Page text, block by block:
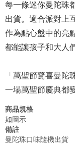
每一條迷你曼陀珠
出貨。適合派對上
作為點心盤中的亮
都能讓孩子和大人
「萬聖節驚喜曼
一場萬聖節慶典都
商品規格
如圖示
備註
曼陀珠口味隨機出貨